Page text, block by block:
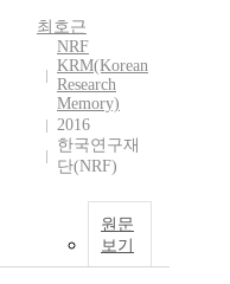
최호근
NRF
KRM(Korean
Research
Memory)
2016
한국연구재
단(NRF)
원문
보기